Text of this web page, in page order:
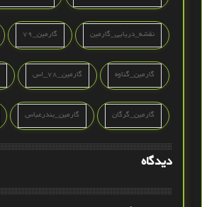
نقشه_دریایی_گارمین گارمین_79
گارمین_گناوه گارمین_78_اس
گارمین_گرگان گارمین_بندرعباس
دیدگاه